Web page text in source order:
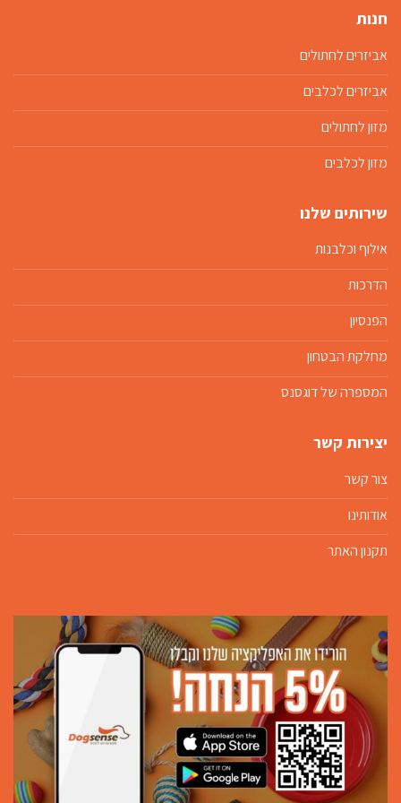
חנות
אביזרים לחתולים
אביזרים לכלבים
מזון לחתולים
מזון לכלבים
שירותים שלנו
אילוף וכלבנות
הדרכות
הפנסיון
מחלקת הבטחון
המספרה של דוגסנס
יצירות קשר
צור קשר
אודותינו
תקנון האתר